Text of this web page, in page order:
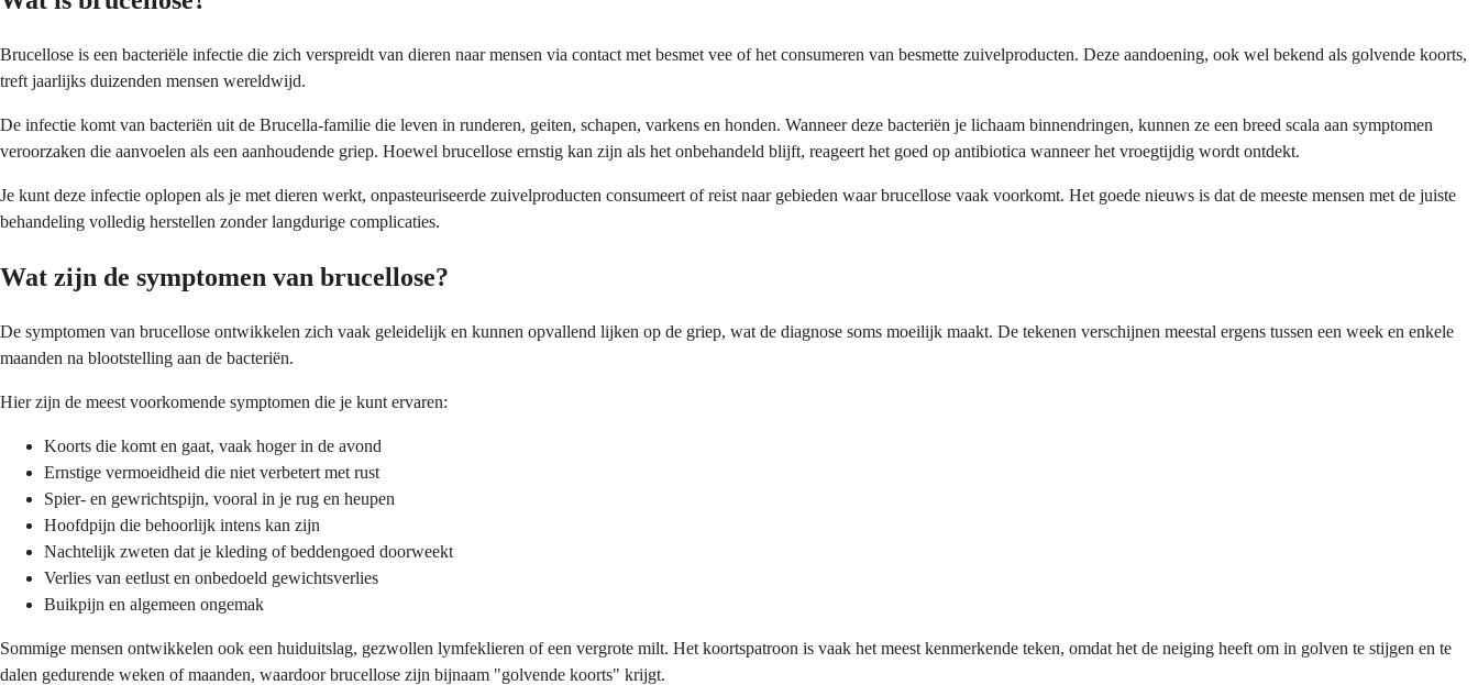
Brucellose is een bacteriële infectie die zich verspreidt van dieren naar mensen via contact met besmet vee of het consumeren van besmette zuivelproducten. Deze aandoening, ook wel bekend als golvende koorts,
treft jaarlijks duizenden mensen wereldwijd.
De infectie komt van bacteriën uit de Brucella-familie die leven in runderen, geiten, schapen, varkens en honden. Wanneer deze bacteriën je lichaam binnendringen, kunnen ze een breed scala aan symptomen
veroorzaken die aanvoelen als een aanhoudende griep. Hoewel brucellose ernstig kan zijn als het onbehandeld blijft, reageert het goed op antibiotica wanneer het vroegtijdig wordt ontdekt.
Je kunt deze infectie oplopen als je met dieren werkt, onpasteuriseerde zuivelproducten consumeert of reist naar gebieden waar brucellose vaak voorkomt. Het goede nieuws is dat de meeste mensen met de juiste
behandeling volledig herstellen zonder langdurige complicaties.
Wat zijn de symptomen van brucellose?
De symptomen van brucellose ontwikkelen zich vaak geleidelijk en kunnen opvallend lijken op de griep, wat de diagnose soms moeilijk maakt. De tekenen verschijnen meestal ergens tussen een week en enkele
maanden na blootstelling aan de bacteriën.
Hier zijn de meest voorkomende symptomen die je kunt ervaren:
Koorts die komt en gaat, vaak hoger in de avond
Ernstige vermoeidheid die niet verbetert met rust
Spier- en gewrichtspijn, vooral in je rug en heupen
Hoofdpijn die behoorlijk intens kan zijn
Nachtelijk zweten dat je kleding of beddengoed doorweekt
Verlies van eetlust en onbedoeld gewichtsverlies
Buikpijn en algemeen ongemak
Sommige mensen ontwikkelen ook een huiduitslag, gezwollen lymfeklieren of een vergrote milt. Het koortspatroon is vaak het meest kenmerkende teken, omdat het de neiging heeft om in golven te stijgen en te
dalen gedurende weken of maanden, waardoor brucellose zijn bijnaam "golvende koorts" krijgt.